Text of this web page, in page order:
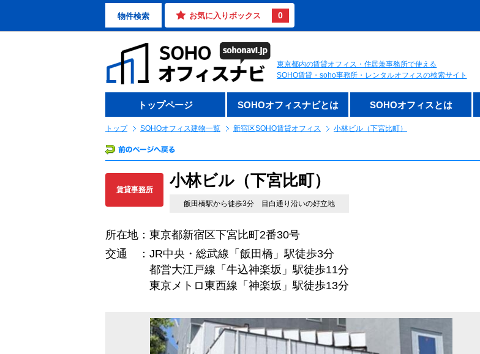
物件検索 お気に入りボックス 0
東京都内の賃貸オフィス・住居兼事務所で使える
SOHO賃貸・soho事務所・レンタルオフィスの検索サイト
トップページ SOHOオフィスナビとは SOHOオフィスとは
トップ SOHOオフィス建物一覧 新宿区SOHO賃貸オフィス 小林ビル（下宮比町）
賃貸事務所 小林ビル（下宮比町）
飯田橋駅から徒歩3分 目白通り沿いの好立地
所在地：東京都新宿区下宮比町2番30号
交通 ：JR中央・総武線「飯田橋」駅徒歩3分
都営大江戸線「牛込神楽坂」駅徒歩11分
東京メトロ東西線「神楽坂」駅徒歩13分